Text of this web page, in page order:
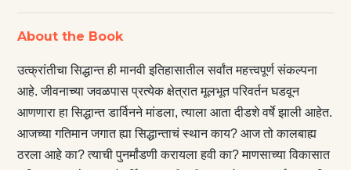
About the Book
उत्क्रांतीचा सिद्धान्त ही मानवी इतिहासातील सर्वांत महत्त्वपूर्ण संकल्पना
आहे. जीवनाच्या जवळपास प्रत्येक क्षेत्रात मूलभूत परिवर्तन घडवून
आणणारा हा सिद्धान्त डार्विनने मांडला, त्याला आता दीडशे वर्षे झाली आहेत.
आजच्या गतिमान जगात ह्या सिद्धान्ताचं स्थान काय? आज तो कालबाह्य
ठरला आहे का? त्याची पुनर्मांडणी करायला हवी का? माणसाच्या विकासात